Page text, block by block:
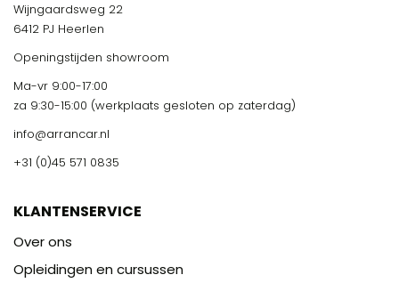
Wijngaardsweg 22
6412 PJ Heerlen
Openingstijden showroom
Ma-vr 9:00-17:00
za 9:30-15:00 (werkplaats gesloten op zaterdag)
info@arrancar.nl
+31 (0)45 571 0835
KLANTENSERVICE
Over ons
Opleidingen en cursussen